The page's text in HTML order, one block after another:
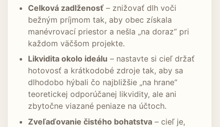
Celková zadlženosť– znižovať dlh voči
bežným príjmom tak, aby obec získala
manévrovací priestor a nešla „na doraz“ pri
každom väčšom projekte.
Likvidita okolo ideálu – nastavte si cieľ držať
hotovosť a krátkodobé zdroje tak, aby sa
dlhodobo hýbali čo najbližšie „na hrane“
teoretickej odporúčanej likvidity, ale ani
zbytočne viazané peniaze na účtoch.
Zveľaďovanie čistého bohatstva– cieľ je,